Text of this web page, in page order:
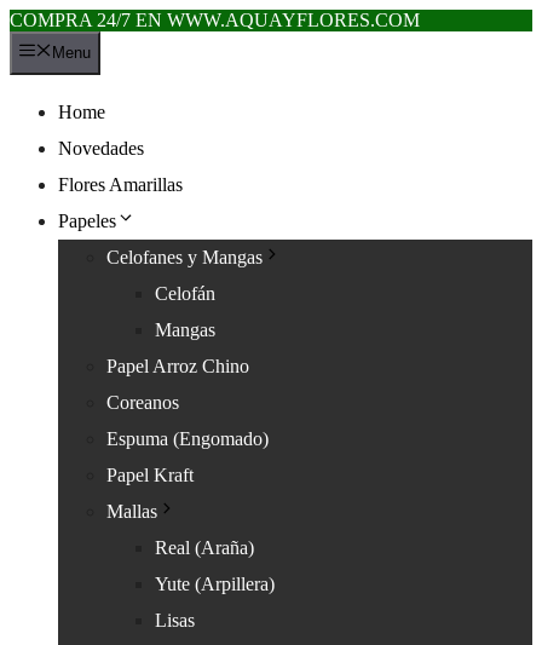
COMPRA 24/7 EN WWW.AQUAYFLORES.COM
Saltar
al
Menu
Home
Novedades
Flores Amarillas
Papeles
Celofanes y Mangas
Celofán
Mangas
Papel Arroz Chino
Coreanos
Espuma (Engomado)
Papel Kraft
Mallas
Real (Araña)
Yute (Arpillera)
Lisas